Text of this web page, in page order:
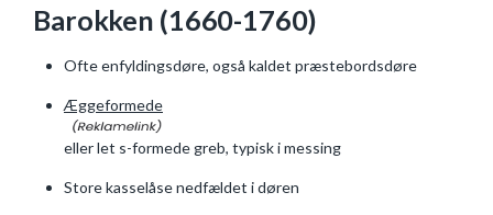
Barokken (1660-1760)
Ofte enfyldingsdøre, også kaldet præstebordsdøre
Æggeformede
eller let s-formede greb, typisk i messing
Store kasselåse nedfældet i døren